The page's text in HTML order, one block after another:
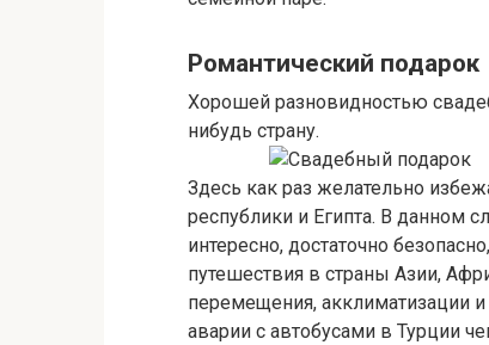
Романтический подарок
Хорошей разновидностью
нибудь страну.
Здесь как раз желательно
республики и Египта. В данном
интересно, достаточно
путешествия в страны Азии,
перемещения, акклиматизации
аварии с автобусами в Турции